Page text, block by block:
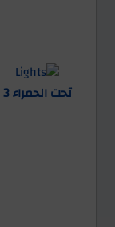
تحت الحمراء 3